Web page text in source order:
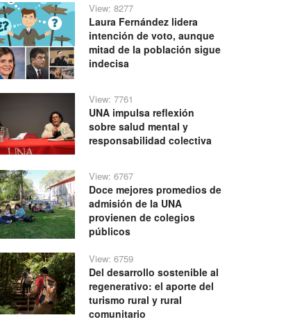
View: 8277
Laura Fernández lidera
intención de voto, aunque
mitad de la población sigue
indecisa
View: 7761
UNA impulsa reflexión
sobre salud mental y
responsabilidad colectiva
View: 6767
Doce mejores promedios de
admisión de la UNA
provienen de colegios
públicos
View: 6759
Del desarrollo sostenible al
regenerativo: el aporte del
turismo rural y rural
comunitario